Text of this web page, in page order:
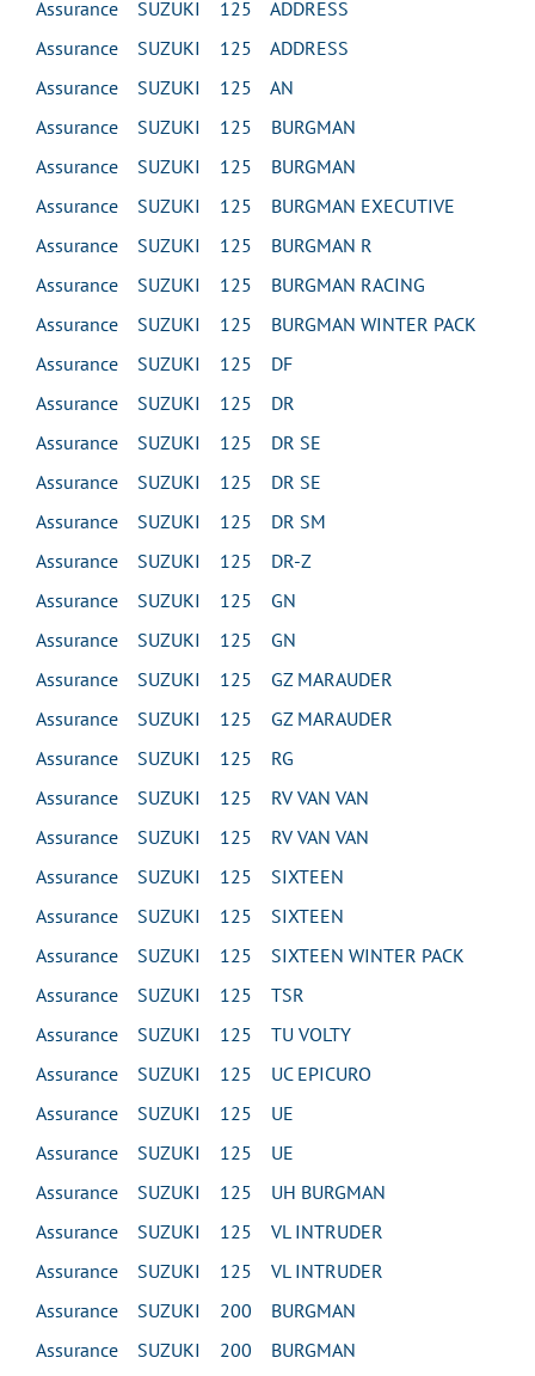
Assurance SUZUKI 125 ADDRESS
Assurance SUZUKI 125 ADDRESS
Assurance SUZUKI 125 AN
Assurance SUZUKI 125 BURGMAN
Assurance SUZUKI 125 BURGMAN
Assurance SUZUKI 125 BURGMAN EXECUTIVE
Assurance SUZUKI 125 BURGMAN R
Assurance SUZUKI 125 BURGMAN RACING
Assurance SUZUKI 125 BURGMAN WINTER PACK
Assurance SUZUKI 125 DF
Assurance SUZUKI 125 DR
Assurance SUZUKI 125 DR SE
Assurance SUZUKI 125 DR SE
Assurance SUZUKI 125 DR SM
Assurance SUZUKI 125 DR-Z
Assurance SUZUKI 125 GN
Assurance SUZUKI 125 GN
Assurance SUZUKI 125 GZ MARAUDER
Assurance SUZUKI 125 GZ MARAUDER
Assurance SUZUKI 125 RG
Assurance SUZUKI 125 RV VAN VAN
Assurance SUZUKI 125 RV VAN VAN
Assurance SUZUKI 125 SIXTEEN
Assurance SUZUKI 125 SIXTEEN
Assurance SUZUKI 125 SIXTEEN WINTER PACK
Assurance SUZUKI 125 TSR
Assurance SUZUKI 125 TU VOLTY
Assurance SUZUKI 125 UC EPICURO
Assurance SUZUKI 125 UE
Assurance SUZUKI 125 UE
Assurance SUZUKI 125 UH BURGMAN
Assurance SUZUKI 125 VL INTRUDER
Assurance SUZUKI 125 VL INTRUDER
Assurance SUZUKI 200 BURGMAN
Assurance SUZUKI 200 BURGMAN